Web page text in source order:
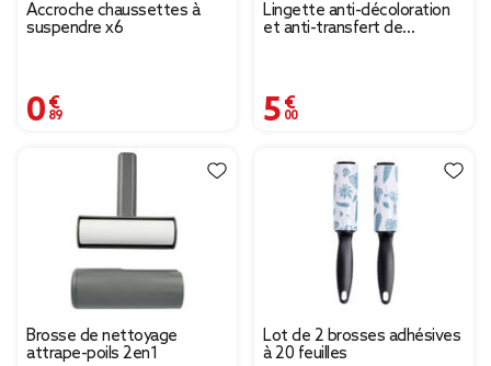
Accroche chaussettes à
suspendre x6
0,89 €
Lingette anti-décoloration
et anti-transfert de
5,00 €
Brosse de nettoyage
attrape-poils 2en1
Lot de 2 brosses adhésives
à 20 feuilles